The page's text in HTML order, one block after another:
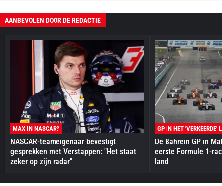
AANBEVOLEN DOOR DE REDACTIE
MAX IN NASCAR?
NASCAR-teameigenaar bevestigt
gesprekken met Verstappen: "Het staat
zeker op zijn radar"
GP IN HET 'VERKEERDE'
De Bahrein GP in
eerste Formule 1-
land